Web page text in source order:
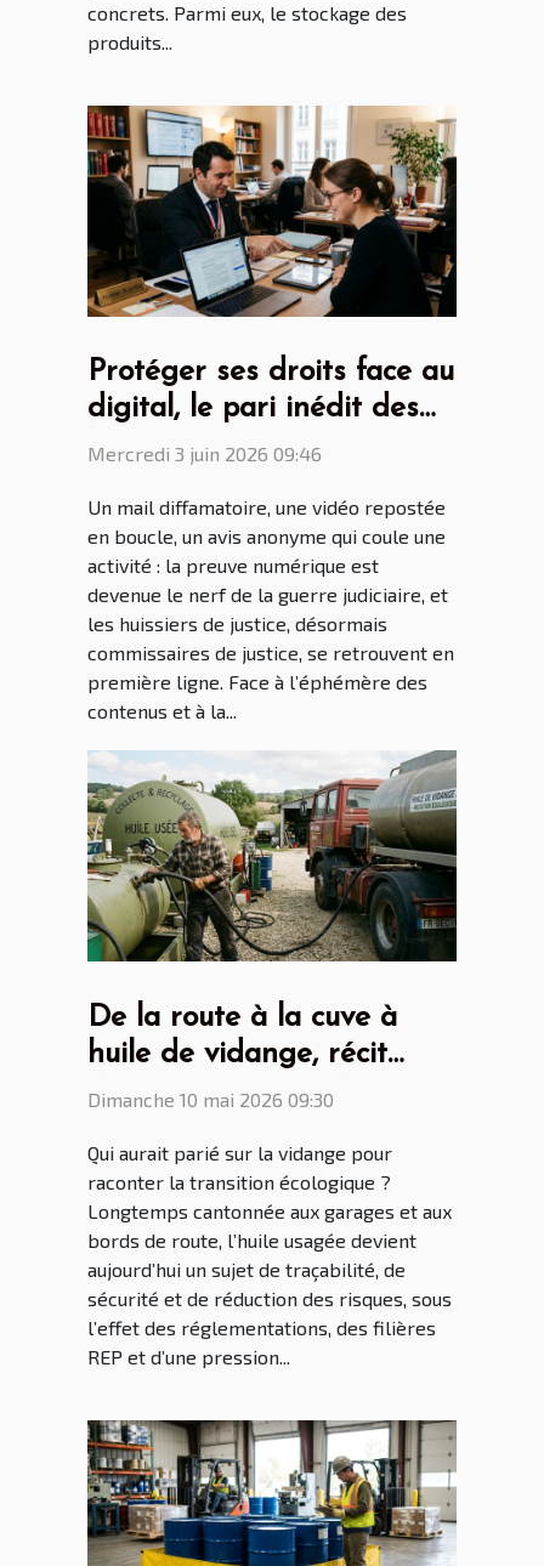
concrets. Parmi eux, le stockage des
produits...
Protéger ses droits face au
digital, le pari inédit des
huissiers de justice
Mercredi 3 juin 2026 09:46
Un mail diffamatoire, une vidéo repostée
en boucle, un avis anonyme qui coule une
activité : la preuve numérique est
devenue le nerf de la guerre judiciaire, et
les huissiers de justice, désormais
commissaires de justice, se retrouvent en
première ligne. Face à l’éphémère des
contenus et à la...
De la route à la cuve à
huile de vidange, récit
d'une mutation écologique
Dimanche 10 mai 2026 09:30
Qui aurait parié sur la vidange pour
raconter la transition écologique ?
Longtemps cantonnée aux garages et aux
bords de route, l’huile usagée devient
aujourd’hui un sujet de traçabilité, de
sécurité et de réduction des risques, sous
l’effet des réglementations, des filières
REP et d’une pression...